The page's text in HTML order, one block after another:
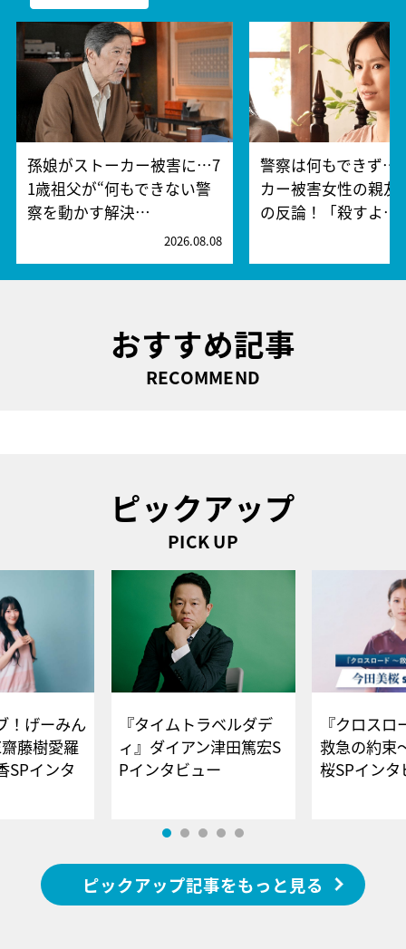
孫娘がストーカー被害に…7
1歳祖父が“何もできない警
察を動かす解決…
2026.08.08
警察は何もできず…
カー被害女性の親友
の反論！「殺すよ…
おすすめ記事
RECOMMEND
ピックアップ
PICK UP
！げーみん
藤樹愛羅
SPインタ
『タイムトラベルダデ
ィ』ダイアン津田篤宏S
Pインタビュー
『クロス
救急の約束
桜SPイ
ピックアップ記事をもっと見る